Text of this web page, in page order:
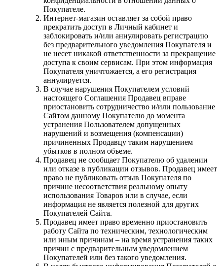
Покупателе.
Интернет-магазин оставляет за собой право
прекратить доступ в Личный кабинет и
заблокировать и/или аннулировать регистрацию
без предварительного уведомления Покупателя и
не несет никакой ответственности за прекращение
доступа к своим сервисам. При этом информация
Покупателя уничтожается, а его регистрация
аннулируется.
В случае нарушения Покупателем условий
настоящего Соглашения Продавец вправе
приостановить сотрудничество и/или пользование
Сайтом данному Покупателю до момента
устранения Пользователем допущенных
нарушений и возмещения (компенсации)
причиненных Продавцу таким нарушением
убытков в полном объеме.
Продавец не сообщает Покупателю об удалении
или отказе в публикации отзывов. Продавец имеет
право не публиковать отзыв Покупателя по
причине несоответствия реальному опыту
использования Товаров или в случае, если
информация не является полезной для других
Покупателей Сайта.
Продавец имеет право временно приостановить
работу Сайта по техническим, технологическим
или иным причинам – на время устранения таких
причин с предварительным уведомлением
Покупателей или без такого уведомления.